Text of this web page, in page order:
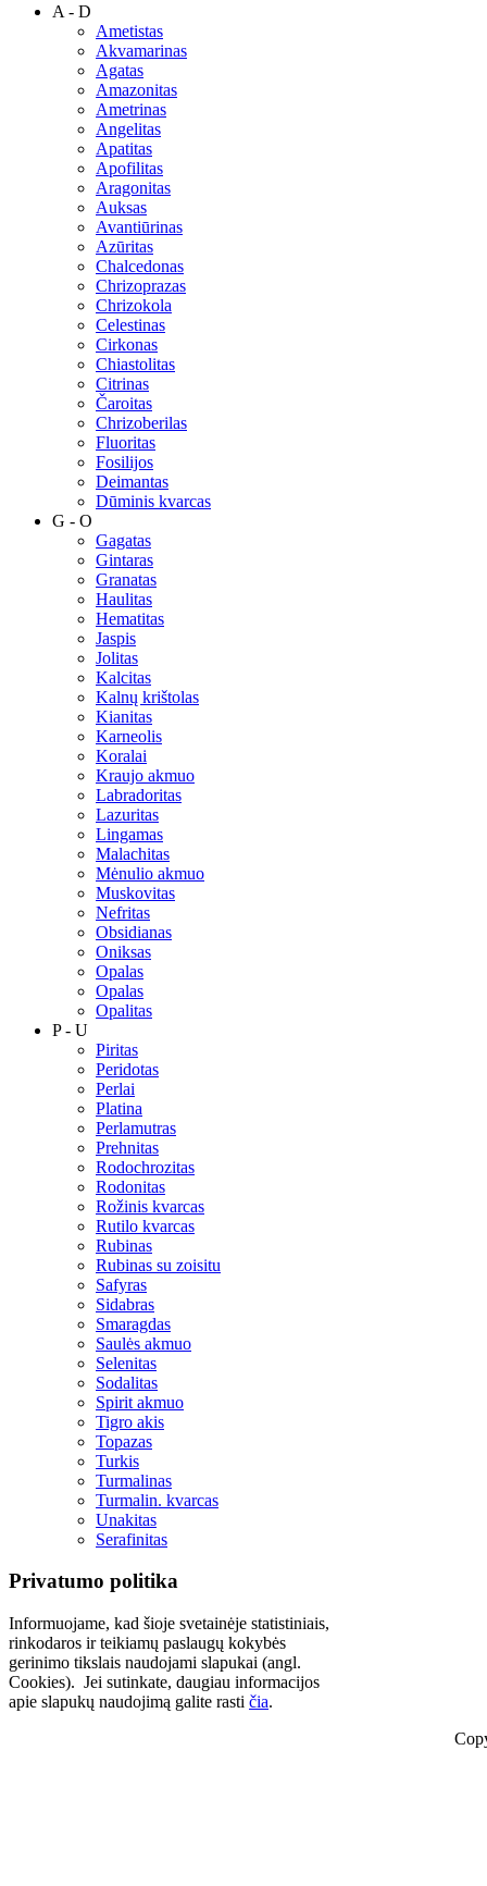
A - D
Ametistas
Akvamarinas
Agatas
Amazonitas
Ametrinas
Angelitas
Apatitas
Apofilitas
Aragonitas
Auksas
Avantiūrinas
Azūritas
Chalcedonas
Chrizoprazas
Chrizokola
Celestinas
Cirkonas
Chiastolitas
Citrinas
Čaroitas
Chrizoberilas
Fluoritas
Fosilijos
Deimantas
Dūminis kvarcas
G - O
Gagatas
Gintaras
Granatas
Haulitas
Hematitas
Jaspis
Jolitas
Kalcitas
Kalnų krištolas
Kianitas
Karneolis
Koralai
Kraujo akmuo
Labradoritas
Lazuritas
Lingamas
Malachitas
Mėnulio akmuo
Muskovitas
Nefritas
Obsidianas
Oniksas
Opalas
Opalas
Opalitas
P - U
Piritas
Peridotas
Perlai
Platina
Perlamutras
Prehnitas
Rodochrozitas
Rodonitas
Rožinis kvarcas
Rutilo kvarcas
Rubinas
Rubinas su zoisitu
Safyras
Sidabras
Smaragdas
Saulės akmuo
Selenitas
Sodalitas
Spirit akmuo
Tigro akis
Topazas
Turkis
Turmalinas
Turmalin. kvarcas
Unakitas
Serafinitas
Privatumo politika
Informuojame, kad šioje svetainėje statistiniais,
rinkodaros ir teikiamų paslaugų kokybės
gerinimo tikslais naudojami slapukai (angl.
Cookies). Jei sutinkate, daugiau informacijos
apie slapukų naudojimą galite rasti čia.